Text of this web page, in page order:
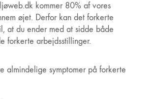
kommer 80% af vores
øjet. Derfor kan det forkerte
at du ender med at sidde både
forkerte arbejdsstillinger.
almindelige symptomer på forkerte